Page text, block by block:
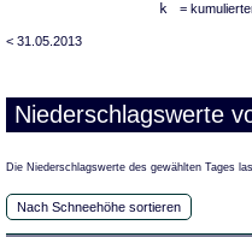
k =
< 31.05.2013
Niederschlagswerte
Die Niederschlagswerte des gewählten Tages
Nach Schneehöhe sortieren